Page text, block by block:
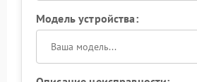
Модель устройства: